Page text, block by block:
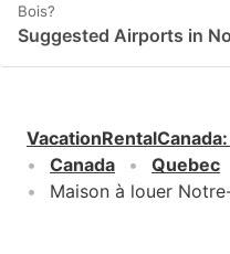
Bois?
Suggested Airports in
VacationRentalCanada:
Canada
Quebec
Maison à louer